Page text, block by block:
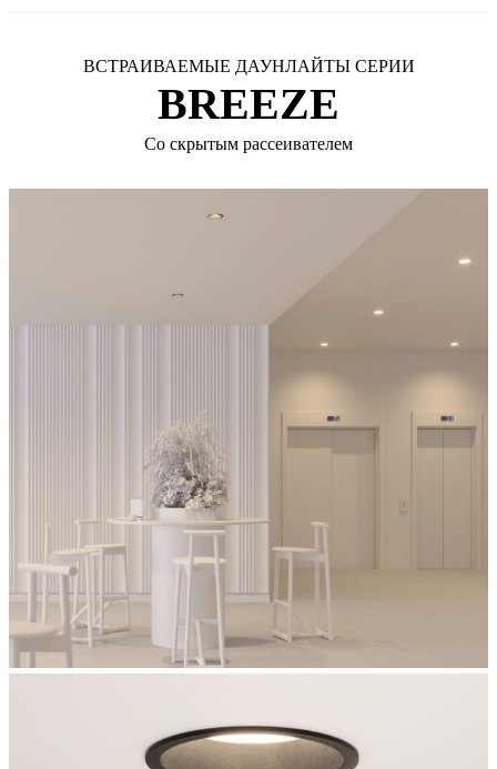
ВСТРАИВАЕМЫЕ ДАУНЛАЙТЫ СЕРИИ
BREEZE
Со скрытым рассеивателем